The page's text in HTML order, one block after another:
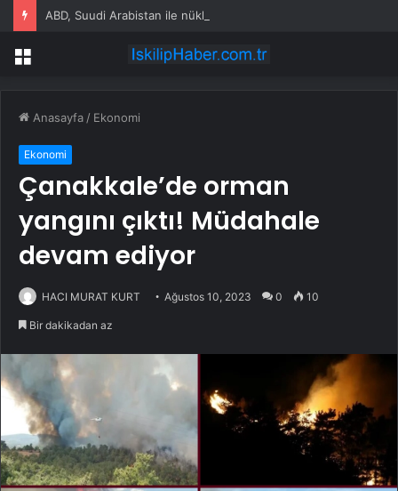
Menü
Anasayfa / Ekonomi
Ekonomi
Çanakkale’de orman
yangını çıktı! Müdahale
devam ediyor
HACI MURAT KURT Ağustos 10, 2023 0 10
Bir dakikadan az